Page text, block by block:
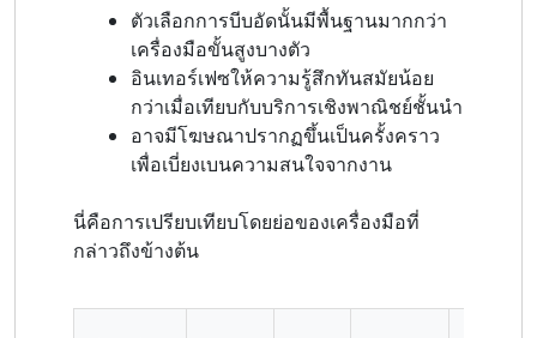
ตัวเลือกการบีบอัดนั้นมีพื้นฐานมากกว่า
เครื่องมือขั้นสูงบางตัว
อินเทอร์เฟซให้ความรู้สึกทันสมัยน้อย
กว่าเมื่อเทียบกับบริการเชิงพาณิชย์ชั้นนำ
อาจมีโฆษณาปรากฏขึ้นเป็นครั้งคราว
เพื่อเบี่ยงเบนความสนใจจากงาน
นี่คือการเปรียบเทียบโดยย่อของเครื่องมือที่
กล่าวถึงข้างต้น